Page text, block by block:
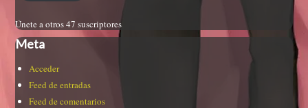
Únete a otros 47 suscriptores
Meta
Acceder
Feed de entradas
Feed de comentarios